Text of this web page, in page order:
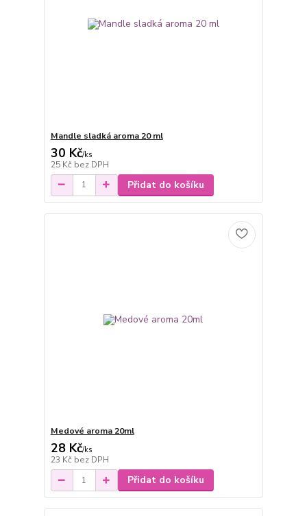
Mandle sladká aroma 20 ml
30 Kč/ks
25 Kč bez DPH
Přidat do košíku
Medové aroma 20ml
28 Kč/ks
23 Kč bez DPH
Přidat do košíku